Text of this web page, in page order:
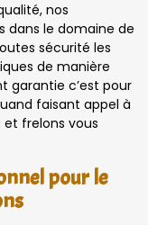
nos
dans le domaine de
sécurité les
de manière
garantie c’est pour
faisant appel à
et frelons vous
pour le